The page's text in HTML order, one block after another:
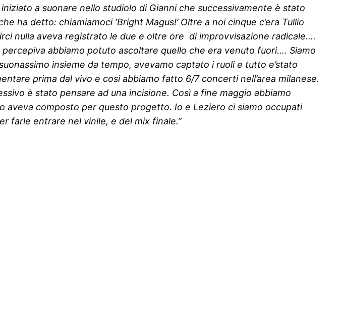
a suonare nello studiolo di Gianni che successivamente è stato
ha detto: chiamiamoci ‘Bright Magus!’ Oltre a noi cinque c’era Tullio
nulla aveva registrato le due e oltre ore di improvvisazione radicale….
abbiamo potuto ascoltare quello che era venuto fuori…. Siamo
insieme da tempo, avevamo captato i ruoli e tutto e’stato
prima dal vivo e cosi abbiamo fatto 6/7 concerti nell’area milanese.
è stato pensare ad una incisione. Così a fine maggio abbiamo
composto per questo progetto. Io e Leziero ci siamo occupati
farle entrare nel vinile, e del mix finale.”